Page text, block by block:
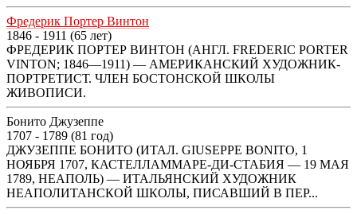
Фредерик Портер Винтон
1846 - 1911 (65 лет)
ФРЕДЕРИК ПОРТЕР ВИНТОН (АНГЛ. FREDERIC PORTER
VINTON; 1846—1911) — АМЕРИКАНСКИЙ ХУДОЖНИК-
ПОРТРЕТИСТ. ЧЛЕН БОСТОНСКОЙ ШКОЛЫ
ЖИВОПИСИ.
Бонито Джузеппе
1707 - 1789 (81 год)
ДЖУЗЕППЕ БОНИТО (ИТАЛ. GIUSEPPE BONITO, 1
НОЯБРЯ 1707, КАСТЕЛЛАММАРЕ-ДИ-СТАБИЯ — 19 МАЯ
1789, НЕАПОЛЬ) — ИТАЛЬЯНСКИЙ ХУДОЖНИК
НЕАПОЛИТАНСКОЙ ШКОЛЫ, ПИСАВШИЙ В ПЕР...